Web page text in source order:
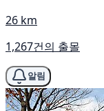
26 km
1,267건의 출몰
알림